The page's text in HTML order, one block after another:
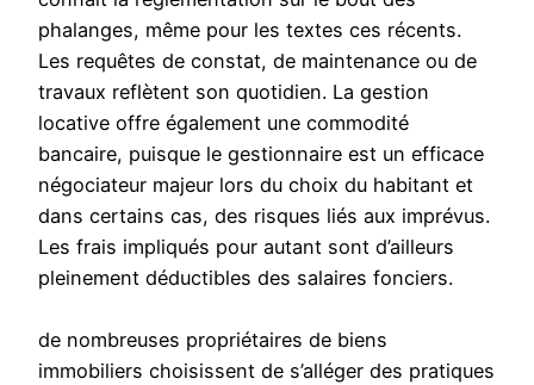
phalanges, même pour les textes ces récents.
Les requêtes de constat, de maintenance ou de
travaux reflètent son quotidien. La gestion
locative offre également une commodité
bancaire, puisque le gestionnaire est un efficace
négociateur majeur lors du choix du habitant et
dans certains cas, des risques liés aux imprévus.
Les frais impliqués pour autant sont d’ailleurs
pleinement déductibles des salaires fonciers.
de nombreuses propriétaires de biens
immobiliers choisissent de s’alléger des pratiques